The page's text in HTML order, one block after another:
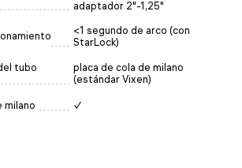
adaptador 2"-1,25"
<1 segundo de arco (con
StarLock)
tubo
placa de cola de milano
(estándar Vixen)
milano ✓